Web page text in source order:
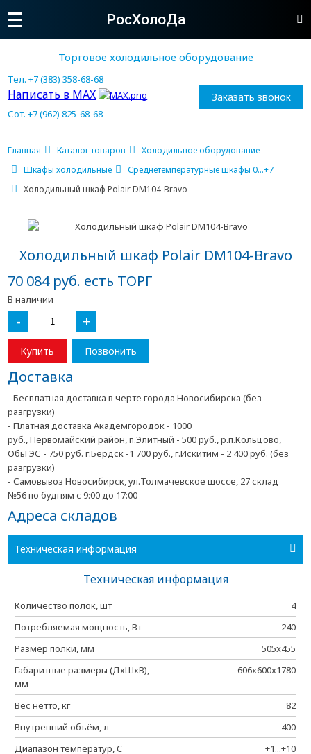
РосХолоДа
Торговое холодильное оборудование
Тел. +7 (383) 358-68-68
Написать в MAX
Сот. +7 (962) 825-68-68
Заказать звонок
Главная Каталог товаров
Холодильное оборудование
Шкафы холодильные
Среднетемпературные шкафы 0...+7
Холодильный шкаф Polair DM104-Bravo
Холодильный шкаф Polair DM104-Bravo
70 084 руб. есть ТОРГ
В наличии
- +
Купить Позвонить
Доставка
- Бесплатная доставка в черте города Новосибирска (без
разгрузки)
- Платная доставка Академгородок - 1000
руб., Первомайский район, п.Элитный - 500 руб., р.п.Кольцово,
ОбьГЭС - 750 руб. г.Бердск -1 700 руб., г.Искитим - 2 400 руб. (без
разгрузки)
- Самовывоз Новосибирск, ул.Толмачевское шоссе, 27 склад
№56 по будням с 9:00 до 17:00
Адреса складов
Техническая информация
Техническая информация
Количество полок, шт
4
Потребляемая мощность, Вт
240
Размер полки, мм
505x455
Габаритные размеры (ДхШхВ),
мм
606x600x1780
Вес нетто, кг
82
Внутренний объём, л
400
Диапазон температур, C
+1...+10